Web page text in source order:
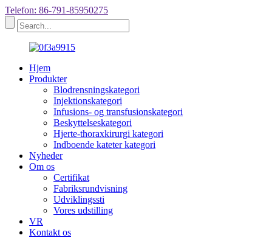
Telefon: 86-791-85950275
Hjem
Produkter
Blodrensningskategori
Injektionskategori
Infusions- og transfusionskategori
Beskyttelseskategori
Hjerte-thoraxkirurgi kategori
Indboende kateter kategori
Nyheder
Om os
Certifikat
Fabriksrundvisning
Udviklingssti
Vores udstilling
VR
Kontakt os